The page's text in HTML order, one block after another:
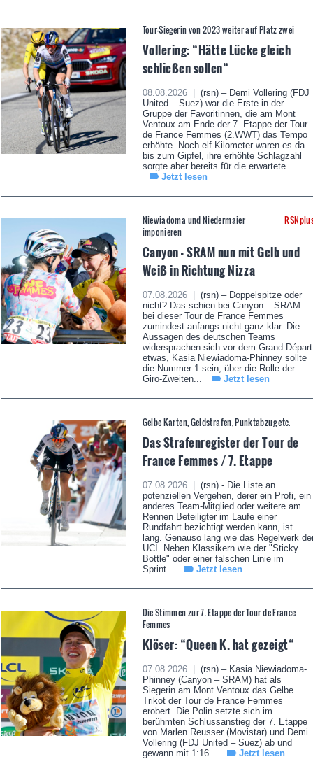
Tour-Siegerin von 2023 weiter auf Platz zwei
Vollering: “Hätte Lücke gleich
schließen sollen“
08.08.2026 |
(rsn) – Demi Vollering (FDJ
United – Suez) war die Erste in der
Gruppe der Favoritinnen, die am Mont
Ventoux am Ende der 7. Etappe der Tour
de France Femmes (2.WWT) das Tempo
erhöhte. Noch elf Kilometer waren es da
bis zum Gipfel, ihre erhöhte Schlagzahl
sorgte aber bereits für die erwartete...
Jetzt lesen
Niewiadoma und Niedermaier
imponieren
Canyon - SRAM nun mit Gelb und
Weiß in Richtung Nizza
07.08.2026 |
(rsn) – Doppelspitze oder
nicht? Das schien bei Canyon – SRAM
bei dieser Tour de France Femmes
zumindest anfangs nicht ganz klar. Die
Aussagen des deutschen Teams
widersprachen sich vor dem Grand Départ
etwas, Kasia Niewiadoma-Phinney sollte
die Nummer 1 sein, über die Rolle der
Giro-Zweiten...
Jetzt lesen
Gelbe Karten, Geldstrafen, Punktabzug etc.
Das Strafenregister der Tour de
France Femmes / 7. Etappe
07.08.2026 |
(rsn) - Die Liste an
potenziellen Vergehen, derer ein Profi, ein
anderes Team-Mitglied oder weitere am
Rennen Beteiligter im Laufe einer
Rundfahrt bezichtigt werden kann, ist
lang. Genauso lang wie das Regelwerk
UCI. Neben Klassikern wie der "Sticky
Bottle" oder einer falschen Linie im
Sprint...
Jetzt lesen
Die Stimmen zur 7. Etappe der Tour de France
Femmes
Klöser: “Queen K. hat gezeigt“
07.08.2026 |
(rsn) – Kasia Niewiadoma-
Phinney (Canyon – SRAM) hat als
Siegerin am Mont Ventoux das Gelbe
Trikot der Tour de France Femmes
erobert. Die Polin setzte sich im
berühmten Schlussanstieg der 7. Etappe
von Marlen Reusser (Movistar) und Demi
Vollering (FDJ United – Suez) ab und
gewann mit 1:16...
Jetzt lesen